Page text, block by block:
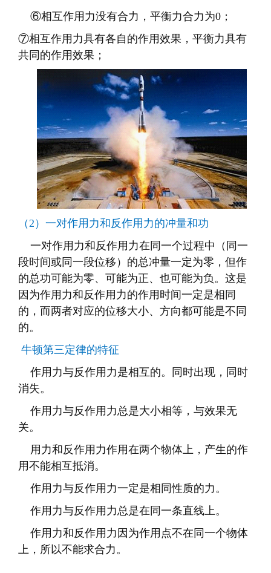
⑥相互作用力没有合力，平衡力合力为0；
⑦相互作用力具有各自的作用效果，平衡力具有
共同的作用效果；
（2）一对作用力和反作用力的冲量和功
一对作用力和反作用力在同一个过程中（同一
段时间或同一段位移）的总冲量一定为零，但作
的总功可能为零、可能为正、也可能为负。这是
因为作用力和反作用力的作用时间一定是相同
的，而两者对应的位移大小、方向都可能是不同
的。
牛顿第三定律的特征
作用力与反作用力是相互的。同时出现，同时
消失。
作用力与反作用力总是大小相等，与效果无
关。
用力和反作用力作用在两个物体上，产生的作
用不能相互抵消。
作用力与反作用力一定是相同性质的力。
作用力与反作用力总是在同一条直线上。
作用力和反作用力因为作用点不在同一个物体
上，所以不能求合力。